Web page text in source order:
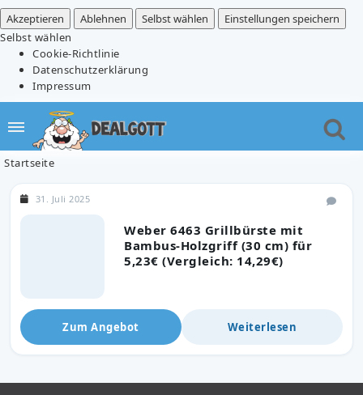
Akzeptieren
Ablehnen Selbst wählen
Einstellungen speichern
Selbst wählen
Cookie-Richtlinie
Datenschutzerklärung
Impressum
Startseite
Weber 6463 Grillbürste mit
Bambus-Holzgriff (30 cm) für
5,23€ (Vergleich: 14,29€)
31. Juli 2025
Zum Angebot Weiterlesen